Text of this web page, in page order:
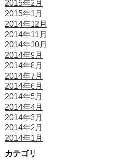
2015年2月
2015年1月
2014年12月
2014年11月
2014年10月
2014年9月
2014年8月
2014年7月
2014年6月
2014年5月
2014年4月
2014年3月
2014年2月
2014年1月
カテゴリ